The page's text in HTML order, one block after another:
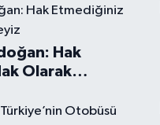
Hak
Olarak